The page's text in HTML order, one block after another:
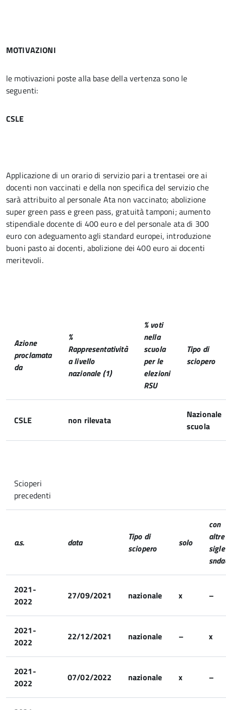
MOTIVAZIONI
le motivazioni poste alla base della vertenza sono le
seguenti:
CSLE
Applicazione di un orario di servizio pari a trentasei ore ai
docenti non vaccinati e della non specifica del servizio che
sarà attribuito al personale Ata non vaccinato; abolizione
super green pass e green pass, gratuità tamponi; aumento
stipendiale docente di 400 euro e del personale ata di 300
euro con adeguamento agli standard europei, introduzione
buoni pasto ai docenti, abolizione dei 400 euro ai docenti
meritevoli.
Azione
proclamata
da
%
Rappresentatività
a livello
nazionale (1)
% voti
nella
scuola
per le
elezioni
RSU
Tipo di
sciopero
CSLE non rilevata
Nazionale
scuola
Scioperi
precedenti
a.s. data
Tipo di
sciopero
solo
con
altre
sigle
2021-
2022
27/09/2021 nazionale x –
2021-
2022
22/12/2021 nazionale – x
2021-
2022
07/02/2022 nazionale x –